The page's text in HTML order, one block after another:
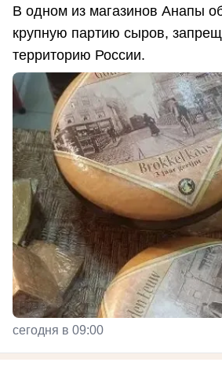
В одном из магазинов Анапы
крупную партию сыров,
территорию России.
сегодня в 09:00